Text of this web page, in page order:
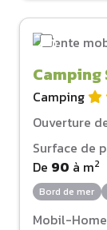
Camping
Camping
Ouverture
Surface de
De 90 à m2
Bord de mer
Mobil-